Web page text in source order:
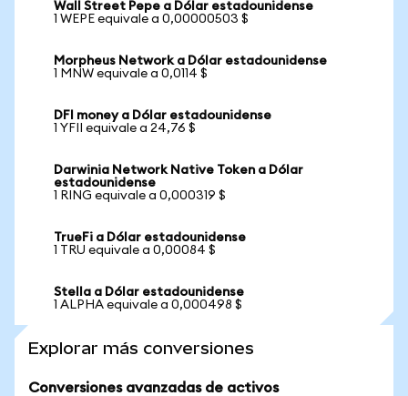
Wall Street Pepe a Dólar estadounidense
1 WEPE equivale a 0,00000503 $
Morpheus Network a Dólar estadounidense
1 MNW equivale a 0,0114 $
DFI money a Dólar estadounidense
1 YFII equivale a 24,76 $
Darwinia Network Native Token a Dólar
estadounidense
1 RING equivale a 0,000319 $
TrueFi a Dólar estadounidense
1 TRU equivale a 0,00084 $
Stella a Dólar estadounidense
1 ALPHA equivale a 0,000498 $
Explorar más conversiones
Conversiones avanzadas de activos